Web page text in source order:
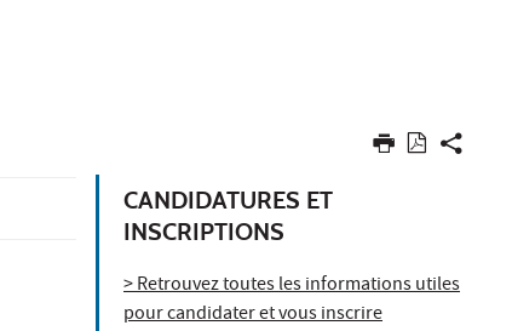
CANDIDATURES ET
INSCRIPTIONS
> Retrouvez toutes les informations utiles
pour candidater et vous inscrire